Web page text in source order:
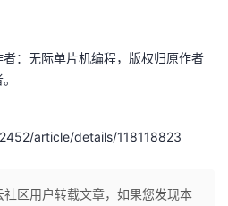
：无际单片机编程，版权归原作者
article/details/118118823
社区用户转载文章，如果您发现本